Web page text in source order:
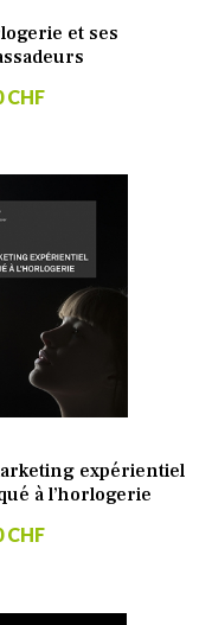
et ses
CHF
expérientiel
à l’horlogerie
CHF